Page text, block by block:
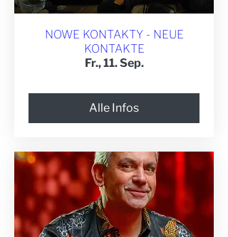
NOWE KONTAKTY - NEUE
KONTAKTE
Fr., 11. Sep.
Alle Infos